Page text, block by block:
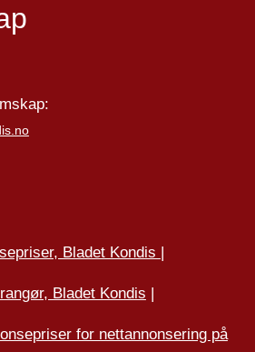
Bladet Kondis
Bladet Kondis |
for nettannonsering på